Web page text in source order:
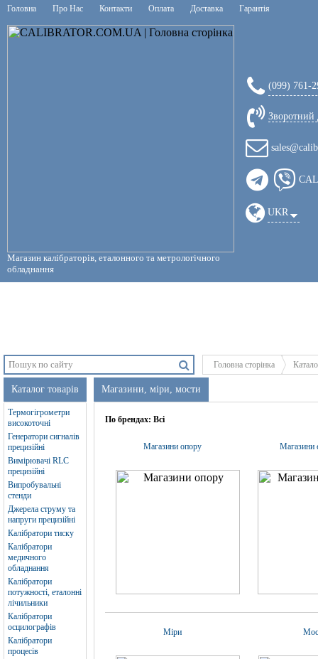
Головна Про Нас Контакти Оплата Доставка Гарантія
Магазин калібраторів, еталонного та метрологічного
обладнання
(099) 761-
Зворотний
UKR
Головна сторінка
Каталог товарів
Термогігрометри
високоточні
Генератори сигналів
прецизійні
Вимірювачі RLC
прецизійні
Випробувальні
стенди
Джерела струму та
напруги прецизійні
Калібратори тиску
Калібратори
медичного
обладнання
Калібратори
потужності, еталонні
лічильники
Калібратори
осцилографів
Калібратори
процесів
Магазини, міри, мости
По брендах: Всі
Магазини опору Магазини
Міри